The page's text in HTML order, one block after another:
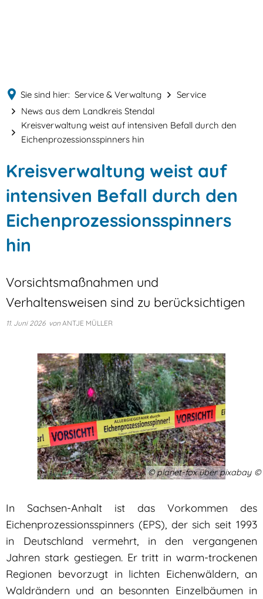
Sie sind hier: Service & Verwaltung
Service
News aus dem Landkreis Stendal
Kreisverwaltung weist auf intensiven Befall durch den
Eichenprozessionsspinners hin
Kreisverwaltung weist auf
intensiven Befall durch den
Eichenprozessionsspinners
hin
Vorsichtsmaßnahmen und
Verhaltensweisen sind zu berücksichtigen
11. Juni 2026 von ANTJE MÜLLER
© planet-fox über pixabay
In Sachsen-Anhalt ist das Vorkommen des
Eichenprozessionsspinners (EPS), der sich seit 1993
in Deutschland vermehrt, in den vergangenen
Jahren stark gestiegen. Er tritt in warm-trockenen
Regionen bevorzugt in lichten Eichenwäldern, an
Waldrändern und an besonnten Einzelbäumen in